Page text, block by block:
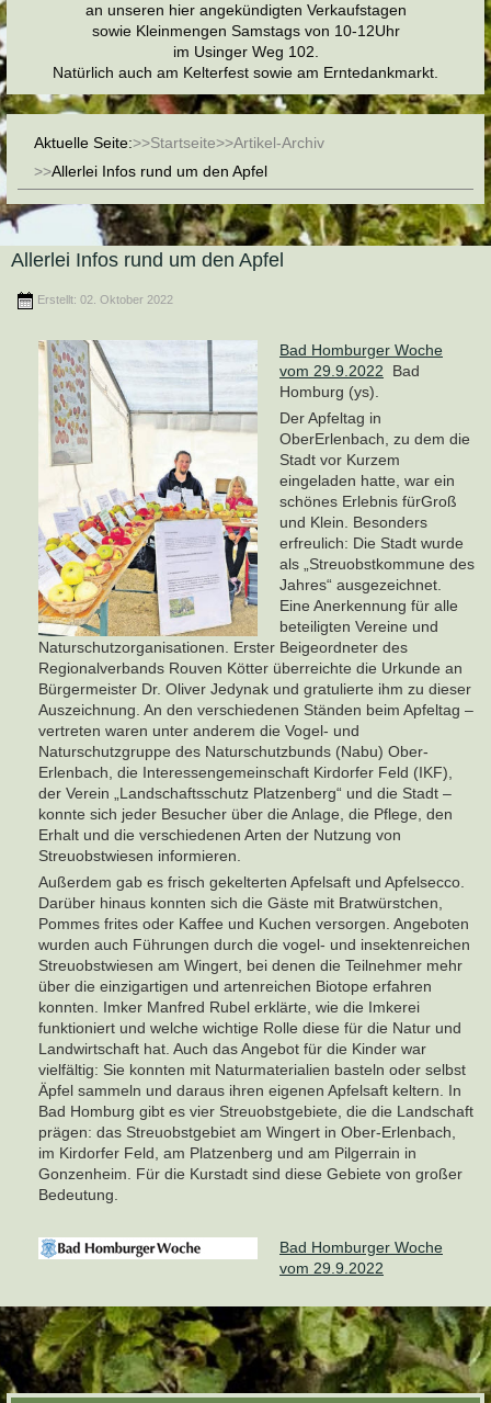
an unseren hier angekündigten Verkaufstagen
sowie Kleinmengen Samstags von 10-12Uhr
im Usinger Weg 102.
Natürlich auch am Kelterfest sowie am Erntedankmarkt.
Aktuelle Seite: Startseite
Artikel-Archiv
Allerlei Infos rund um den Apfel
Allerlei Infos rund um den Apfel
Erstellt: 02. Oktober 2022
Bad Homburger Woche
vom 29.9.2022 Bad
Homburg (ys).
Der Apfeltag in
OberErlenbach, zu dem die
Stadt vor Kurzem
eingeladen hatte, war ein
schönes Erlebnis fürGroß
und Klein. Besonders
erfreulich: Die Stadt wurde
als „Streuobstkommune des
Jahres“ ausgezeichnet.
Eine Anerkennung für alle
beteiligten Vereine und
Naturschutzorganisationen. Erster Beigeordneter des
Regionalverbands Rouven Kötter überreichte die Urkunde an
Bürgermeister Dr. Oliver Jedynak und gratulierte ihm zu dieser
Auszeichnung. An den verschiedenen Ständen beim Apfeltag –
vertreten waren unter anderem die Vogel- und
Naturschutzgruppe des Naturschutzbunds (Nabu) Ober-
Erlenbach, die Interessengemeinschaft Kirdorfer Feld (IKF),
der Verein „Landschaftsschutz Platzenberg“ und die Stadt –
konnte sich jeder Besucher über die Anlage, die Pflege, den
Erhalt und die verschiedenen Arten der Nutzung von
Streuobstwiesen informieren.
Außerdem gab es frisch gekelterten Apfelsaft und Apfelsecco.
Darüber hinaus konnten sich die Gäste mit Bratwürstchen,
Pommes frites oder Kaffee und Kuchen versorgen. Angeboten
wurden auch Führungen durch die vogel- und insektenreichen
Streuobstwiesen am Wingert, bei denen die Teilnehmer mehr
über die einzigartigen und artenreichen Biotope erfahren
konnten. Imker Manfred Rubel erklärte, wie die Imkerei
funktioniert und welche wichtige Rolle diese für die Natur und
Landwirtschaft hat. Auch das Angebot für die Kinder war
vielfältig: Sie konnten mit Naturmaterialien basteln oder selbst
Äpfel sammeln und daraus ihren eigenen Apfelsaft keltern. In
Bad Homburg gibt es vier Streuobstgebiete, die die Landschaft
prägen: das Streuobstgebiet am Wingert in Ober-Erlenbach,
im Kirdorfer Feld, am Platzenberg und am Pilgerrain in
Gonzenheim. Für die Kurstadt sind diese Gebiete von großer
Bedeutung.
Bad Homburger Woche
vom 29.9.2022